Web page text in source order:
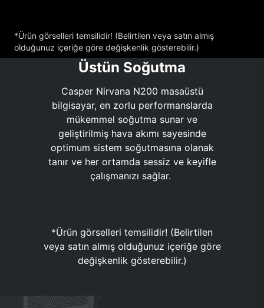
*Ürün görselleri temsilidir! (Belirtilen veya satın almış
olduğunuz içeriğe göre değişkenlik gösterebilir.)
Üstün Soğutma
Casper Nirvana N200 masaüstü
bilgisayar, en zorlu performanslarda
mükemmel soğutma sunar ve
geliştirilmiş hava akımı sayesinde
optimum sistem soğutmasına olanak
tanır ve her ortamda sessiz ve keyifle
çalışmanızı sağlar.
*Ürün görselleri temsilidir! (Belirtilen
veya satın almış olduğunuz içeriğe göre
değişkenlik gösterebilir.)